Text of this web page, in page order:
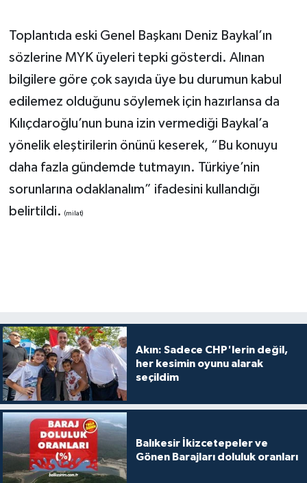
Toplantıda eski Genel Başkanı Deniz Baykal’ın
sözlerine MYK üyeleri tepki gösterdi. Alınan
bilgilere göre çok sayıda üye bu durumun kabul
edilemez olduğunu söylemek için hazırlansa da
Kılıçdaroğlu’nun buna izin vermediği Baykal’a
yönelik eleştirilerin önünü keserek, “Bu konuyu
daha fazla gündemde tutmayın. Türkiye’nin
sorunlarına odaklanalım” ifadesini kullandığı
belirtildi. (milat)
Akın: Sadece CHP'lerin değil,
her kesimin oyunu alarak
seçildim
Balıkesir İkizcetepeler ve
Gönen Barajları doluluk oranları